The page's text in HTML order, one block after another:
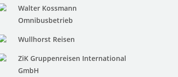
Walter Kossmann
Omnibusbetrieb
Wullhorst Reisen
ZiK Gruppenreisen International
GmbH